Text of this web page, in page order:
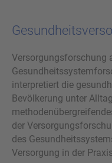
Versorgungsforschung
interpretiert die
Bevölkerung unter
der
des
Versorgung in der